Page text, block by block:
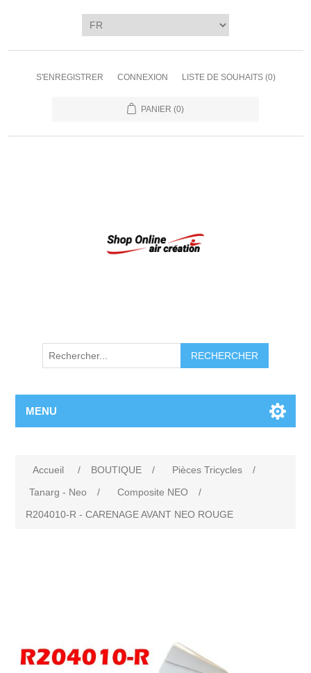
S'ENREGISTRER CONNEXION LISTE DE SOUHAITS (0)
PANIER (0)
RECHERCHER
MENU
Accueil / BOUTIQUE / Pièces Tricycles
/
Tanarg - Neo
/ Composite NEO
/
R204010-R - CARENAGE AVANT NEO ROUGE